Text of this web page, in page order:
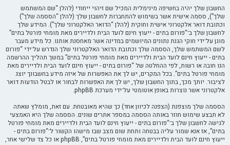
החשבון שלך יהיה בחשיפה מינימלית המכיל שם זיהוי ייחודי (להלן “שם המשתמש
שלך”), ססמה אישית אשר בשימוש להתחברות לחשבון שלך (להלן “הססמה שלך”)
וכתובת דואר אלקטרוני אישית וחוקית (להלן “הדואר האלקטרוני שלך”). המידע שלך
לחשבון שלך ב־“פורום בתים - ייעוץ חינם לועד הבית ולדיירים מאת מומחי פורטל בתים”
מוגן על־ידי חוקי הגנת נתונים המיושמים במדינה אשר מאחסנת אותנו. כל מידע מעבר
לשם המשתמש שלך, הססמה שלך וכתובת הדואר האלקטרוני שלך הנדרש על־ידי “פורום
בתים - ייעוץ חינם לועד הבית ולדיירים מאת מומחי פורטל בתים” במשך תהליך ההרשמה
הנו חובה או רשות, לפי ההחלטה של “פורום בתים - ייעוץ חינם לועד הבית ולדיירים מאת
מומחי פורטל בתים”. בכל המקרים, יש לך את האפשרות של איזה מידע בחשבונך יוצג
לציבור. יותך מכך, בתוך החשבון שלך, יש לך את האפשרות לבחור או לבטל הודעות דואר
אלקטרוני אשר נוצרות באופן אוטומטי על־ידי מערכת phpBB.
הססמה שלך מוצפנת (הצפנה לכיוון אחד) כך שהיא מאובטחת. עם זאת, מומלץ שאתה
לא תבצע שימוש חוזר באותה הססמה במספר אתרים שונים. הססמה שלך היא האמצעי
לגישה לחשבון שלך ב־“פורום בתים - ייעוץ חינם לועד הבית ולדיירים מאת מומחי פורטל
בתים”, אז אנא שמור עליה בבטחה ותחת שום מצב שבו מישהו הקשור ל־“פורום בתים -
ייעוץ חינם לועד הבית ולדיירים מאת מומחי פורטל בתים”, phpBB או כל צד שלישי אחר,